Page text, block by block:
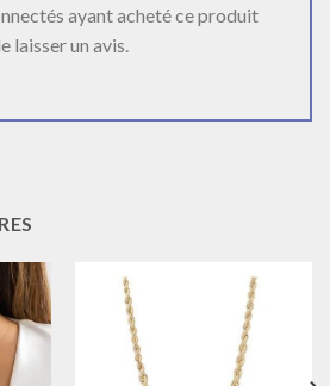
ayant acheté ce produit
laisser un avis.